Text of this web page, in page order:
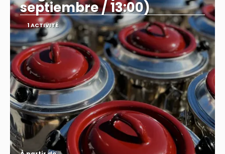
septiembre / 13:00)
1 ACTIVITÉ